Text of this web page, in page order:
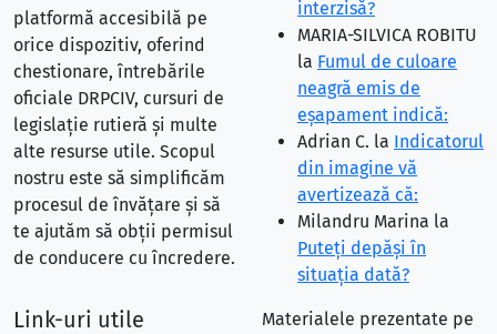
platformă accesibilă pe
orice dispozitiv, oferind
chestionare, întrebările
oficiale DRPCIV, cursuri de
legislație rutieră și multe
alte resurse utile. Scopul
nostru este să simplificăm
procesul de învățare și să
te ajutăm să obții permisul
de conducere cu încredere.
interzisă?
MARIA-SILVICA ROBITU
la Fumul de culoare
neagră emis de
eşapament indică:
Adrian C. la Indicatorul
din imagine vă
avertizează că:
Milandru Marina la
Puteţi depăşi în
situaţia dată?
Link-uri utile
Materialele prezentate pe